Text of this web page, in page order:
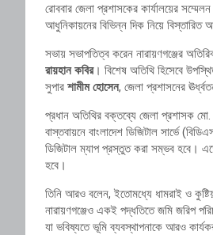
রোববার জেলা প্রশাসকের কার্যালয়ের
আধুনিকায়নের বিভিন্ন দিক নিয়ে বিস্তারিত
সভায় সভাপতিত্ব করেন নারায়ণগঞ্জের
রায়হান কবির। বিশেষ অতিথি হিসেবে
সুপার শামীম হোসেন, জেলা প্রশাসনের
প্রধান অতিথির বক্তব্যে জেলা প্রশাসক মো.
বাস্তবায়নে বাংলাদেশ ডিজিটাল সার্ভে
ডিজিটাল ম্যাপ প্রস্তুত করা সম্ভব হবে।
হবে।
তিনি আরও বলেন, ইতোমধ্যে ধামরাই ও
নারায়ণগঞ্জেও একই পদ্ধতিতে জমি জরিপ
যা ভবিষ্যতে ভূমি ব্যবস্থাপনাকে আরও